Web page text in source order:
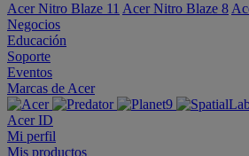
Acer Nitro Blaze 11 Acer Nitro Blaze 8
Negocios
Educación
Soporte
Eventos
Marcas de Acer
Acer ID
Mi perfil
Mis productos